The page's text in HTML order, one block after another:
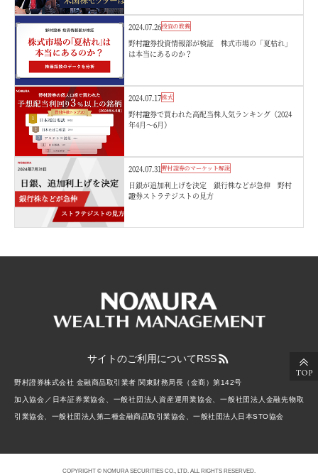
2024.07.26投資の教養
野村證券投資情報部が検証 株式市場の「夏枯れ」
は本当にあるのか？
2024.07.17株式
野村證券で買われた高配当株人気ランキング（2024
年4月～6月）
2024.07.31 野村證券のマーケット解説
日銀が追加利上げを決定 銀行株などが急伸 野村
證券ストラテジストの見方
サイトのご利用についてRSS
野村證券株式会社 金融商品取引業者 関東財務局長（金商）第142号
加入協会／日本証券業協会、一般社団法人資産運用業協会、一般社団法人金融先物取
引業協会、一般社団法人第二種金融商品取引業協会、一般社団法人日本STO協会
COPYRIGHT © NOMURA SECURITIES CO., LTD. ALL RIGHTS RESERVED.